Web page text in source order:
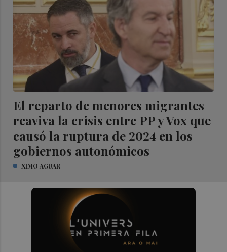
El reparto de menores migrantes
reaviva la crisis entre PP y Vox que
causó la ruptura de 2024 en los
gobiernos autonómicos
XIMO AGUAR